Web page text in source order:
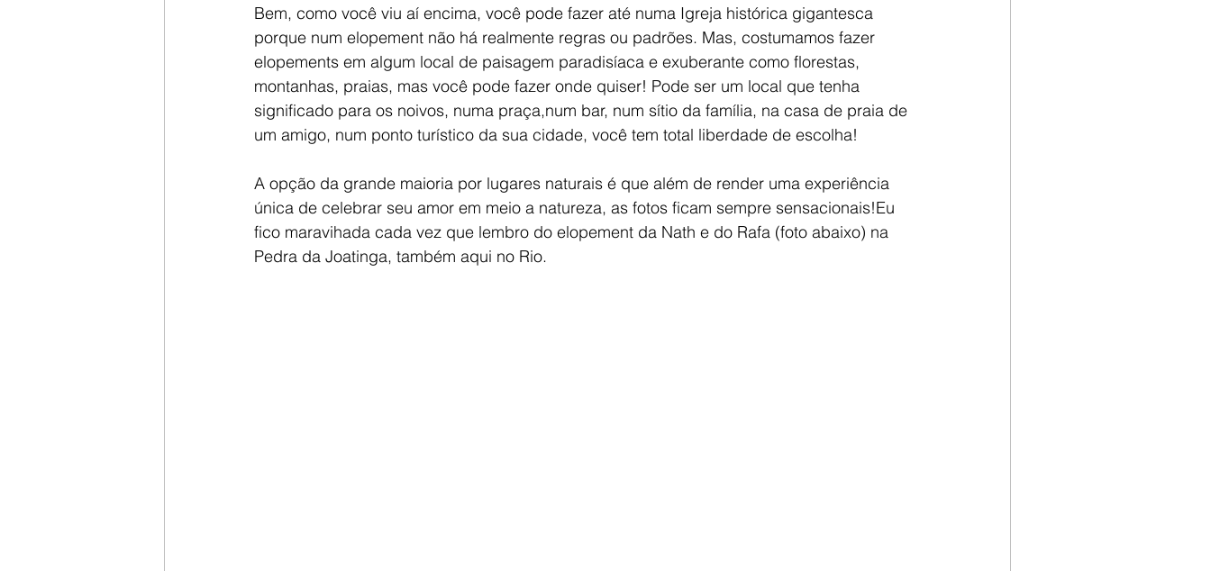
Bem, como você viu aí encima, você pode fazer até numa Igreja histórica gigantesca
porque num elopement não há realmente regras ou padrões. Mas, costumamos fazer
elopements em algum local de paisagem paradisíaca e exuberante como florestas,
montanhas, praias, mas você pode fazer onde quiser! Pode ser um local que tenha
significado para os noivos, numa praça,num bar, num sítio da família, na casa de praia de
um amigo, num ponto turístico da sua cidade, você tem total liberdade de escolha!
A opção da grande maioria por lugares naturais é que além de render uma experiência
única de celebrar seu amor em meio a natureza, as fotos ficam sempre sensacionais!Eu
fico maravihada cada vez que lembro do elopement da Nath e do Rafa (foto abaixo) na
Pedra da Joatinga, também aqui no Rio.